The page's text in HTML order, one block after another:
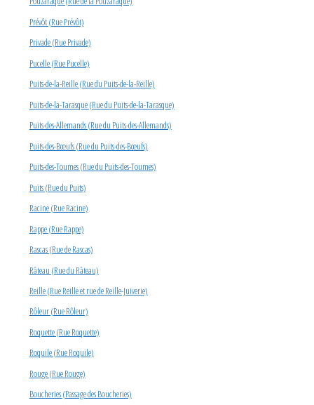
Prévôt (Rue Prévôt)
Privade (Rue Privade)
Pucelle (Rue Pucelle)
Puits-de-la-Reille (Rue du Puits-de-la-Reille)
Puits-de-la-Tarasque (Rue du Puits-de-la-Tarasque)
Puits-des-Allemands (Rue du Puits-des-Allemands)
Puits-des-Bœufs (Rue du Puits-des-Bœufs)
Puits-des-Toumes (Rue du Puits-des-Toumes)
Puits (Rue du Puits)
Racine (Rue Racine)
Rappe (Rue Rappe)
Rascas (Rue de Rascas)
Râteau (Rue du Râteau)
Reille (Rue Reille et rue de Reille-Juiverie)
Rôleur (Rue Rôleur)
Roquette (Rue Roquette)
Roquile (Rue Roquile)
Rouge (Rue Rouge)
Boucheries (Passage des Boucheries)